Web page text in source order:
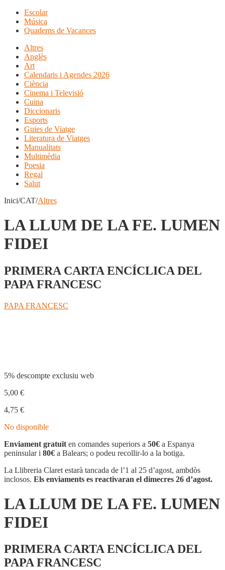
Escolar
Música
Quaderns de Vacances
Altres
Anglès
Art
Calendaris i Agendes 2026
Ciència
Cinema i Televisió
Cuina
Diccionaris
Esports
Guies de Viatge
Literatura de Viatges
Manualitats
Multimèdia
Poesia
Regal
Salut
Inici/CAT/Altres
LA LLUM DE LA FE. LUMEN
FIDEI
PRIMERA CARTA ENCÍCLICA DEL
PAPA FRANCESC
PAPA FRANCESC
5% descompte exclusiu web
5,00 €
4,75 €
No disponible
Enviament gratuït en comandes superiors a 50€ a Espanya
peninsular i 80€ a Balears; o podeu recollir-lo a la botiga.
La Llibreria Claret estarà tancada de l’1 al 25 d’agost, ambdòs
inclosos. Els enviaments es reactivaran el dimecres 26 d’agost.
LA LLUM DE LA FE. LUMEN
FIDEI
PRIMERA CARTA ENCÍCLICA DEL
PAPA FRANCESC